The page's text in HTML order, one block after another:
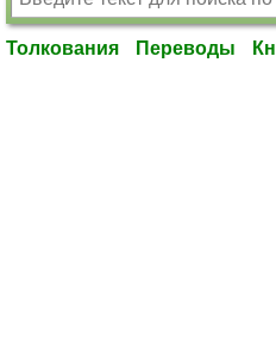
Толкования Переводы